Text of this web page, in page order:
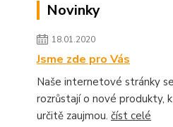
Novinky
18.01.2020
Jsme zde pro Vás
Naše internetové stránky
rozrůstají o nové produkty,
určitě zaujmou. číst celé